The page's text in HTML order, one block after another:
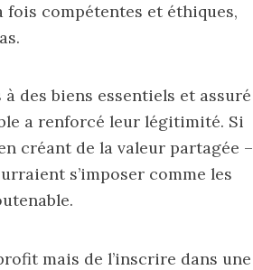
compétentes et éthiques,
des biens essentiels et assuré
a renforcé leur légitimité. Si
créant de la valeur partagée –
s’imposer comme les
mais de l’inscrire dans une